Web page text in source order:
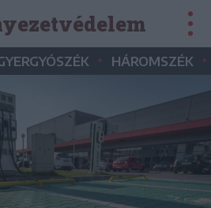
• HÁROMSZÉK •